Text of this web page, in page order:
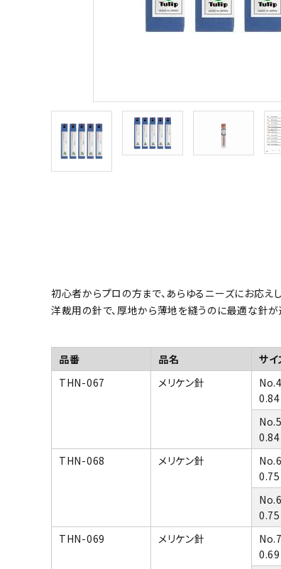
特定商取引法について
初心者からプロの方まで、あらゆるニーズにお応えし
洋裁用の針で、厚地から薄地を縫うのに最適な針が
品番 品名 サ
THN-067
メリケン針
No.4
No.5
THN-068 メリケン針
No.6
THN-069 メリケン針
No.7